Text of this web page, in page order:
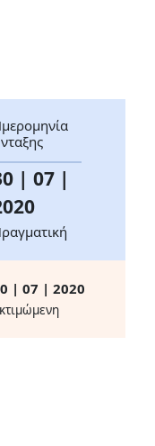
| 07 |
| 07 | 2020